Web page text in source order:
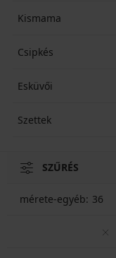
Kismama
Csipkés
Esküvői
Szettek
SZŰRÉS
mérete-egyéb: 36